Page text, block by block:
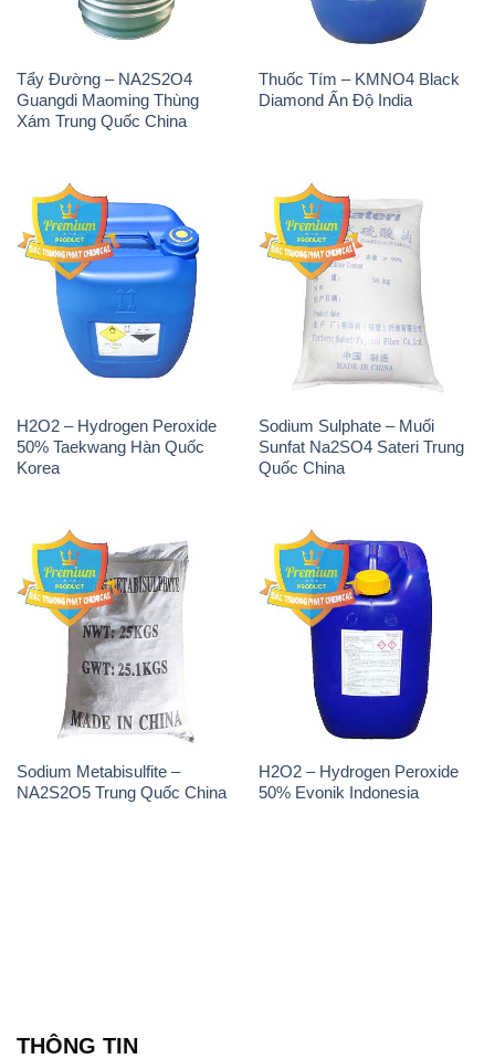
Tẩy Đường – NA2S2O4
Guangdi Maoming Thùng
Xám Trung Quốc China
Thuốc Tím – KMNO4 Black
Diamond Ấn Độ India
H2O2 – Hydrogen Peroxide
50% Taekwang Hàn Quốc
Korea
Sodium Sulphate – Muối
Sunfat Na2SO4 Sateri Trung
Quốc China
Sodium Metabisulfite –
NA2S2O5 Trung Quốc China
H2O2 – Hydrogen Peroxide
50% Evonik Indonesia
THÔNG TIN